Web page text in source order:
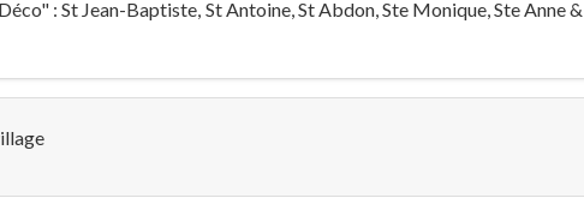
: St Jean-Baptiste, St Antoine, St Abdon, Ste Monique, Ste Anne &